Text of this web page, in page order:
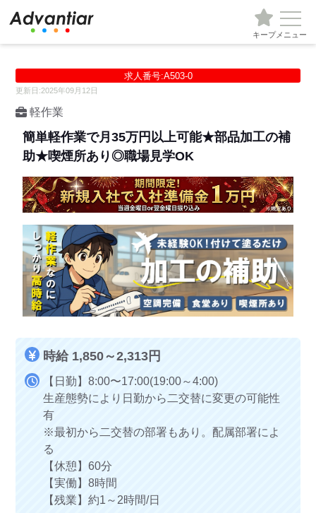
キープメニュー
求人番号:A503-0
更新日:2025年09月12日
軽作業
簡単軽作業で月35万円以上可能★部品加工の補
助★喫煙所あり◎職場見学OK
時給 1,850～2,313円
【日勤】8:00〜17:00(19:00～4:00)
生産態勢により日勤から二交替に変更の可能性
有
※最初から二交替の部署もあり。配属部署によ
る
【休憩】60分
【実働】8時間
【残業】約1～2時間/日